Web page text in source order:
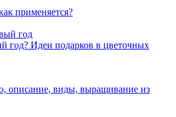
применяется?
год? Идеи подарков в цветочных
описание, виды, выращивание из